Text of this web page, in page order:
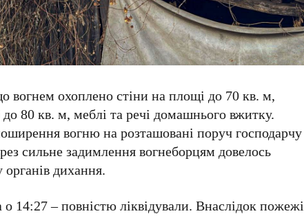
вогнем охоплено стіни на площі до 70 кв. м,
80 кв. м, меблі та речі домашнього вжитку.
вогню на розташовані поруч господарчу
сильне задимлення вогнеборцям довелось
дихання.
14:27 – повністю ліквідували. Внаслідок пожежі